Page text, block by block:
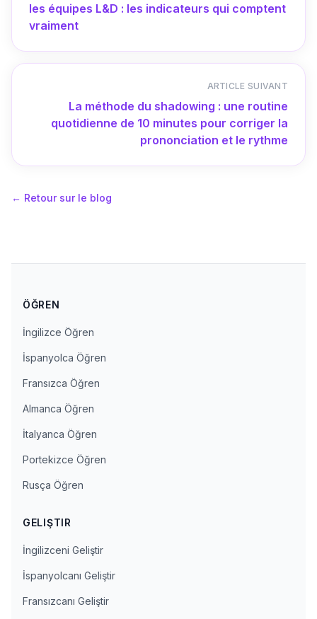
les équipes L&D : les indicateurs qui comptent
vraiment
ARTICLE SUIVANT
La méthode du shadowing : une routine
quotidienne de 10 minutes pour corriger la
prononciation et le rythme
← Retour sur le blog
ÖĞREN
İngilizce Öğren
İspanyolca Öğren
Fransızca Öğren
Almanca Öğren
İtalyanca Öğren
Portekizce Öğren
Rusça Öğren
GELIŞTIR
İngilizceni Geliştir
İspanyolcanı Geliştir
Fransızcanı Geliştir